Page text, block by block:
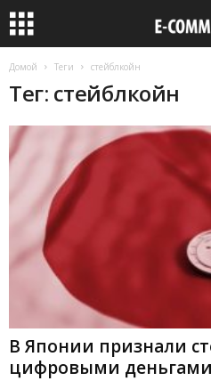
Домой Теги стейблкойн
Тег: стейблкойн
В Японии признали
цифровыми деньгами